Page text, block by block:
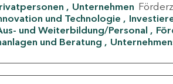
Unternehmen
und Technologie
und Weiterbildung/Personal
und Beratung